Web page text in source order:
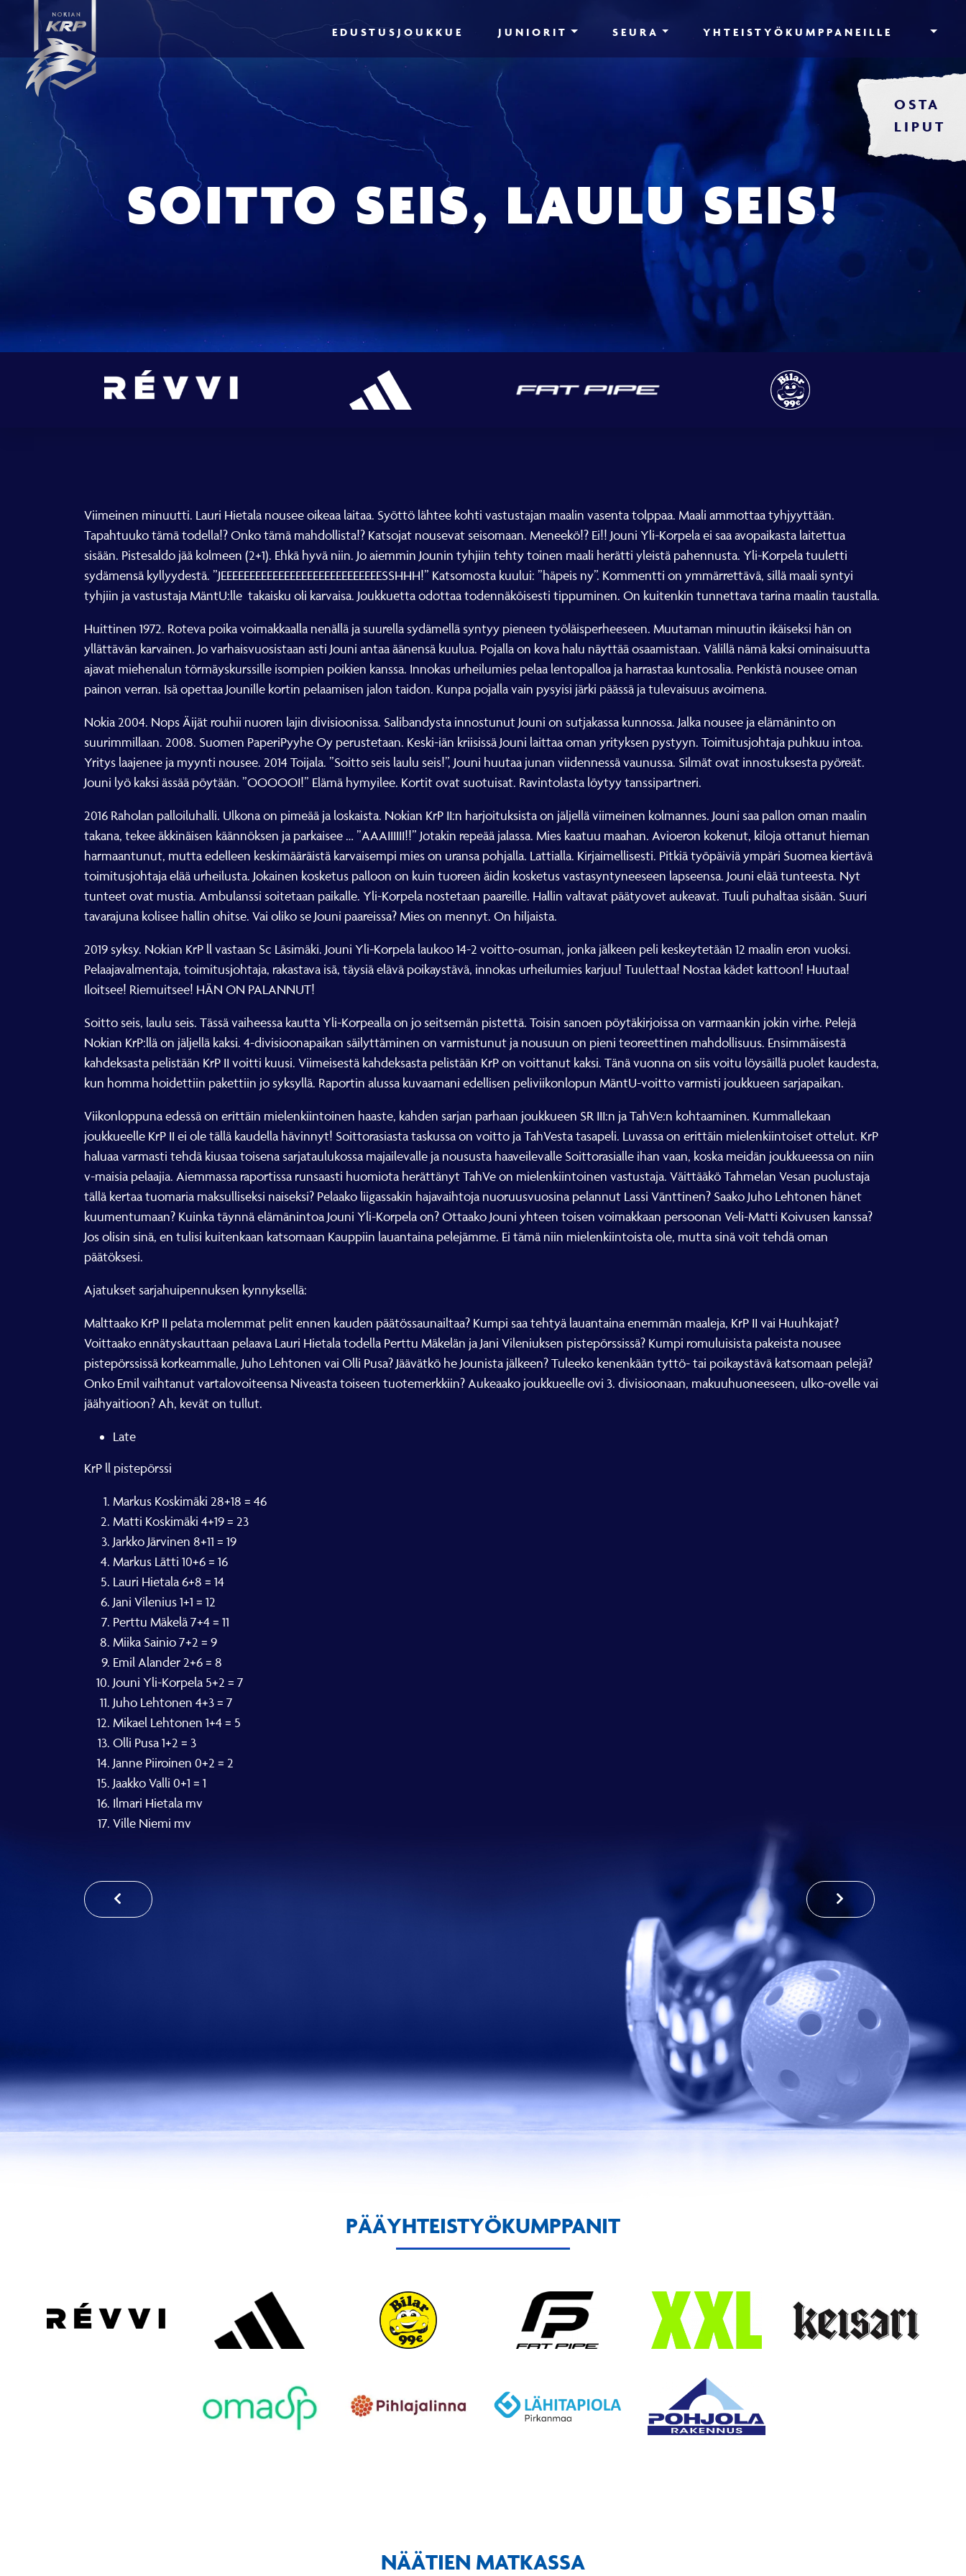
EDUSTUSJOUKKUE JUNIORIT SEURA YHTEISTYÖKUMPPANEILLE
OSTA
LIPUT
SOITTO SEIS, LAULU SEIS!
Viimeinen minuutti. Lauri Hietala nousee oikeaa laitaa. Syöttö lähtee kohti vastustajan maalin vasenta tolppaa. Maali ammottaa tyhjyyttään.
Tapahtuuko tämä todella!? Onko tämä mahdollista!? Katsojat nousevat seisomaan. Meneekö!? Ei!! Jouni Yli-Korpela ei saa avopaikasta laitettua
sisään. Pistesaldo jää kolmeen (2+1). Ehkä hyvä niin. Jo aiemmin Jounin tyhjiin tehty toinen maali herätti yleistä pahennusta. Yli-Korpela tuuletti
sydämensä kyllyydestä. ”JEEEEEEEEEEEEEEEEEEEEEEEEEEEESSHHH!” Katsomosta kuului: ”häpeis ny”. Kommentti on ymmärrettävä, sillä maali syntyi
tyhjiin ja vastustaja MäntU:lle takaisku oli karvaisa. Joukkuetta odottaa todennäköisesti tippuminen. On kuitenkin tunnettava tarina maalin taustalla.
Huittinen 1972. Roteva poika voimakkaalla nenällä ja suurella sydämellä syntyy pieneen työläisperheeseen. Muutaman minuutin ikäiseksi hän on
yllättävän karvainen. Jo varhaisvuosistaan asti Jouni antaa äänensä kuulua. Pojalla on kova halu näyttää osaamistaan. Välillä nämä kaksi ominaisuutta
ajavat miehenalun törmäyskurssille isompien poikien kanssa. Innokas urheilumies pelaa lentopalloa ja harrastaa kuntosalia. Penkistä nousee oman
painon verran. Isä opettaa Jounille kortin pelaamisen jalon taidon. Kunpa pojalla vain pysyisi järki päässä ja tulevaisuus avoimena.
Nokia 2004. Nops Äijät rouhii nuoren lajin divisioonissa. Salibandysta innostunut Jouni on sutjakassa kunnossa. Jalka nousee ja elämäninto on
suurimmillaan. 2008. Suomen PaperiPyyhe Oy perustetaan. Keski-iän kriisissä Jouni laittaa oman yrityksen pystyyn. Toimitusjohtaja puhkuu intoa.
Yritys laajenee ja myynti nousee. 2014 Toijala. ”Soitto seis laulu seis!”, Jouni huutaa junan viidennessä vaunussa. Silmät ovat innostuksesta pyöreät.
Jouni lyö kaksi ässää pöytään. ”OOOOOI!” Elämä hymyilee. Kortit ovat suotuisat. Ravintolasta löytyy tanssipartneri.
2016 Raholan palloiluhalli. Ulkona on pimeää ja loskaista. Nokian KrP II:n harjoituksista on jäljellä viimeinen kolmannes. Jouni saa pallon oman maalin
takana, tekee äkkinäisen käännöksen ja parkaisee … ”AAAIIIIII!!” Jotakin repeää jalassa. Mies kaatuu maahan. Avioeron kokenut, kiloja ottanut hieman
harmaantunut, mutta edelleen keskimääräistä karvaisempi mies on uransa pohjalla. Lattialla. Kirjaimellisesti. Pitkiä työpäiviä ympäri Suomea kiertävä
toimitusjohtaja elää urheilusta. Jokainen kosketus palloon on kuin tuoreen äidin kosketus vastasyntyneeseen lapseensa. Jouni elää tunteesta. Nyt
tunteet ovat mustia. Ambulanssi soitetaan paikalle. Yli-Korpela nostetaan paareille. Hallin valtavat päätyovet aukeavat. Tuuli puhaltaa sisään. Suuri
tavarajuna kolisee hallin ohitse. Vai oliko se Jouni paareissa? Mies on mennyt. On hiljaista.
2019 syksy. Nokian KrP ll vastaan Sc Läsimäki. Jouni Yli-Korpela laukoo 14-2 voitto-osuman, jonka jälkeen peli keskeytetään 12 maalin eron vuoksi.
Pelaajavalmentaja, toimitusjohtaja, rakastava isä, täysiä elävä poikaystävä, innokas urheilumies karjuu! Tuulettaa! Nostaa kädet kattoon! Huutaa!
Iloitsee! Riemuitsee! HÄN ON PALANNUT!
Soitto seis, laulu seis. Tässä vaiheessa kautta Yli-Korpealla on jo seitsemän pistettä. Toisin sanoen pöytäkirjoissa on varmaankin jokin virhe. Pelejä
Nokian KrP:llä on jäljellä kaksi. 4-divisioonapaikan säilyttäminen on varmistunut ja nousuun on pieni teoreettinen mahdollisuus. Ensimmäisestä
kahdeksasta pelistään KrP II voitti kuusi. Viimeisestä kahdeksasta pelistään KrP on voittanut kaksi. Tänä vuonna on siis voitu löysäillä puolet kaudesta,
kun homma hoidettiin pakettiin jo syksyllä. Raportin alussa kuvaamani edellisen peliviikonlopun MäntU-voitto varmisti joukkueen sarjapaikan.
Viikonloppuna edessä on erittäin mielenkiintoinen haaste, kahden sarjan parhaan joukkueen SR III:n ja TahVe:n kohtaaminen. Kummallekaan
joukkueelle KrP II ei ole tällä kaudella hävinnyt! Soittorasiasta taskussa on voitto ja TahVesta tasapeli. Luvassa on erittäin mielenkiintoiset ottelut. KrP
haluaa varmasti tehdä kiusaa toisena sarjataulukossa majailevalle ja noususta haaveilevalle Soittorasialle ihan vaan, koska meidän joukkueessa on niin
v-maisia pelaajia. Aiemmassa raportissa runsaasti huomiota herättänyt TahVe on mielenkiintoinen vastustaja. Väittääkö Tahmelan Vesan puolustaja
tällä kertaa tuomaria maksulliseksi naiseksi? Pelaako liigassakin hajavaihtoja nuoruusvuosina pelannut Lassi Vänttinen? Saako Juho Lehtonen hänet
kuumentumaan? Kuinka täynnä elämänintoa Jouni Yli-Korpela on? Ottaako Jouni yhteen toisen voimakkaan persoonan Veli-Matti Koivusen kanssa?
Jos olisin sinä, en tulisi kuitenkaan katsomaan Kauppiin lauantaina pelejämme. Ei tämä niin mielenkiintoista ole, mutta sinä voit tehdä oman
päätöksesi.
Ajatukset sarjahuipennuksen kynnyksellä:
Malttaako KrP II pelata molemmat pelit ennen kauden päätössaunailtaa? Kumpi saa tehtyä lauantaina enemmän maaleja, KrP II vai Huuhkajat?
Voittaako ennätyskauttaan pelaava Lauri Hietala todella Perttu Mäkelän ja Jani Vileniuksen pistepörssissä? Kumpi romuluisista pakeista nousee
pistepörssissä korkeammalle, Juho Lehtonen vai Olli Pusa? Jäävätkö he Jounista jälkeen? Tuleeko kenenkään tyttö- tai poikaystävä katsomaan pelejä?
Onko Emil vaihtanut vartalovoiteensa Niveasta toiseen tuotemerkkiin? Aukeaako joukkueelle ovi 3. divisioonaan, makuuhuoneeseen, ulko-ovelle vai
jäähyaitioon? Ah, kevät on tullut.
Late
KrP ll pistepörssi
Markus Koskimäki 28+18 = 46
Matti Koskimäki 4+19 = 23
Jarkko Järvinen 8+11 = 19
Markus Lätti 10+6 = 16
Lauri Hietala 6+8 = 14
Jani Vilenius 1+1 = 12
Perttu Mäkelä 7+4 = 11
Miika Sainio 7+2 = 9
Emil Alander 2+6 = 8
Jouni Yli-Korpela 5+2 = 7
Juho Lehtonen 4+3 = 7
Mikael Lehtonen 1+4 = 5
Olli Pusa 1+2 = 3
Janne Piiroinen 0+2 = 2
Jaakko Valli 0+1 = 1
Ilmari Hietala mv
Ville Niemi mv
PÄÄYHTEISTYÖKUMPPANIT
NÄÄTIEN MATKASSA